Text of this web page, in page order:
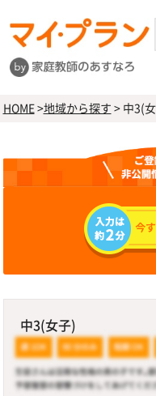
HOME>地域から探す >中3(女
中3(女子)